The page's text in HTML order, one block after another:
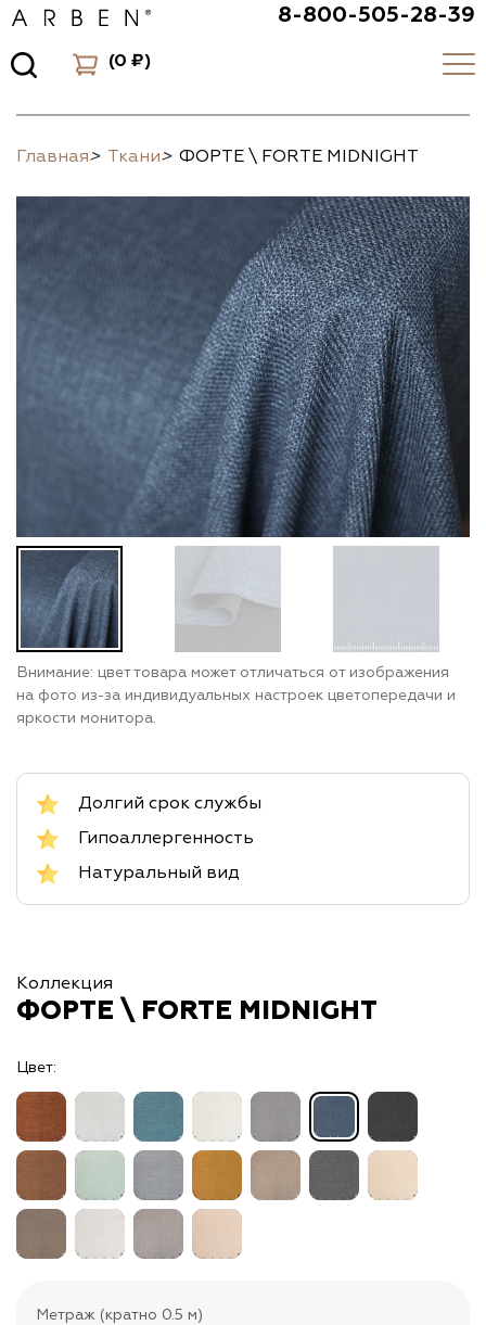
8-800-505-28-39
(0 ₽)
Главная> Ткани> ФОРТЕ \ FORTE MIDNIGHT
Внимание: цвет товара может отличаться от изображения
на фото из-за индивидуальных настроек цветопередачи и
яркости монитора.
Долгий срок службы
Гипоаллергенность
Натуральный вид
Коллекция
ФОРТЕ \ FORTE MIDNIGHT
Цвет:
Метраж (кратно 0.5 м)